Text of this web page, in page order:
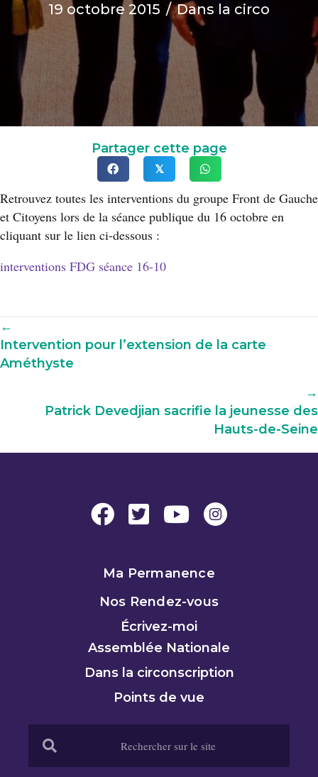
19 octobre 2015 /Dans la circo
Partager cette page
𝕏
Retrouvez toutes les interventions du groupe Front de Gauche
et Citoyens lors de la séance publique du 16 octobre en
cliquant sur le lien ci-dessous :
interventions FDG séance 16-10
Navigation
parmi
les
←
Intervention pour l’extension de la carte
Améthyste
→
Patrick Devedjian sacrifie la jeunesse des
Hauts-de-Seine
Ma Permanence
Nos Rendez-vous
Écrivez-moi
Assemblée Nationale
Dans la circonscription
Points de vue